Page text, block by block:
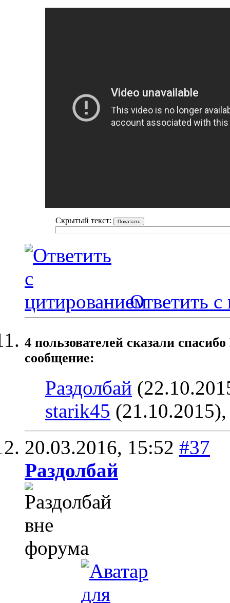
Скрытый текст:
Ответить с
4 пользователей сказали
сообщение:
Раздолбай
starik45
20.03.2016, 15:52 #37
Раздолбай